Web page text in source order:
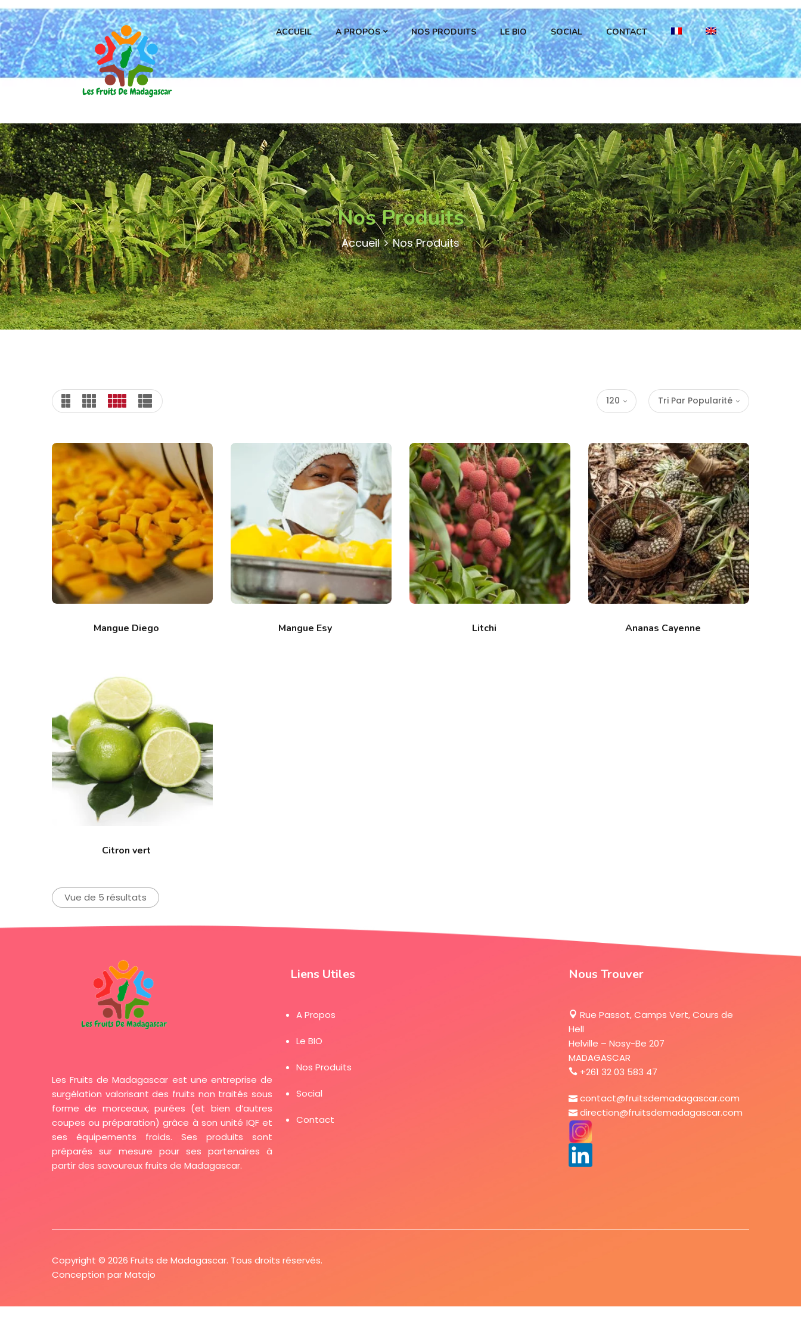
ACCUEIL A PROPOS NOS PRODUITS LE BIO SOCIAL CONTACT
Nos Produits
Accueil Nos Produits
Tri Par Popularité
120
Mangue Diego Mangue Esy Litchi Ananas Cayenne
Citron vert
Vue de 5 résultats
Les Fruits de Madagascar est une entreprise de
surgélation valorisant des fruits non traités sous
forme de morceaux, purées (et bien d’autres
coupes ou préparation) grâce à son unité IQF et
ses équipements froids. Ses produits sont
préparés sur mesure pour ses partenaires à
partir des savoureux fruits de Madagascar.
Liens Utiles
A Propos
Le BIO
Nos Produits
Social
Contact
Nous Trouver
Rue Passot, Camps Vert, Cours de
Hell
Helville – Nosy-Be 207
MADAGASCAR
+261 32 03 583 47
contact@fruitsdemadagascar.com
direction@fruitsdemadagascar.com
Copyright © 2026 Fruits de Madagascar. Tous droits réservés.
Conception parMatajo